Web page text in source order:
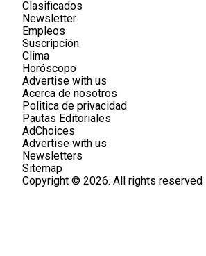
Clasificados
Newsletter
Empleos
Suscripción
Clima
Horóscopo
Advertise with us
Acerca de nosotros
Politica de privacidad
Pautas Editoriales
AdChoices
Advertise with us
Newsletters
Sitemap
Copyright © 2026. All rights reserved